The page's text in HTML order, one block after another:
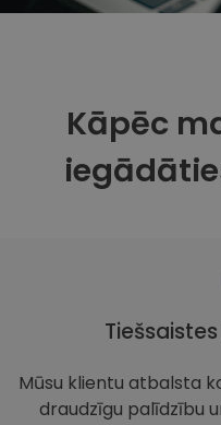
Kāpēc
Mūsu klientu atbalsta
draudzīgu palīdzību